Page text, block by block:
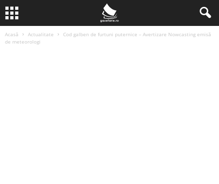
Acasă Actualitate
Cod galben de furtuni puternice – Avertizare Nowcasting emisă
de meteorologi